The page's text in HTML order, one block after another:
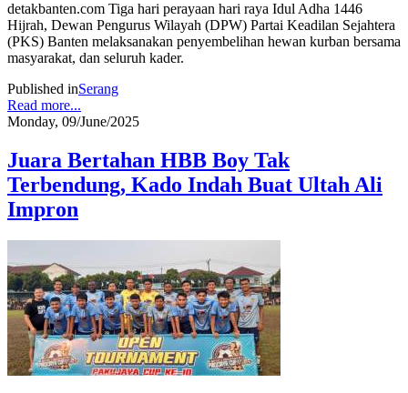
detakbanten.com Tiga hari perayaan hari raya Idul Adha 1446
Hijrah, Dewan Pengurus Wilayah (DPW) Partai Keadilan Sejahtera
(PKS) Banten melaksanakan penyembelihan hewan kurban bersama
masyarakat, dan seluruh kader.
Published inSerang
Read more...
Monday, 09/June/2025
Juara Bertahan HBB Boy Tak
Terbendung, Kado Indah Buat Ultah Ali
Impron